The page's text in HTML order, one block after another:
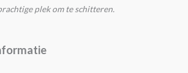
plek om te schitteren.